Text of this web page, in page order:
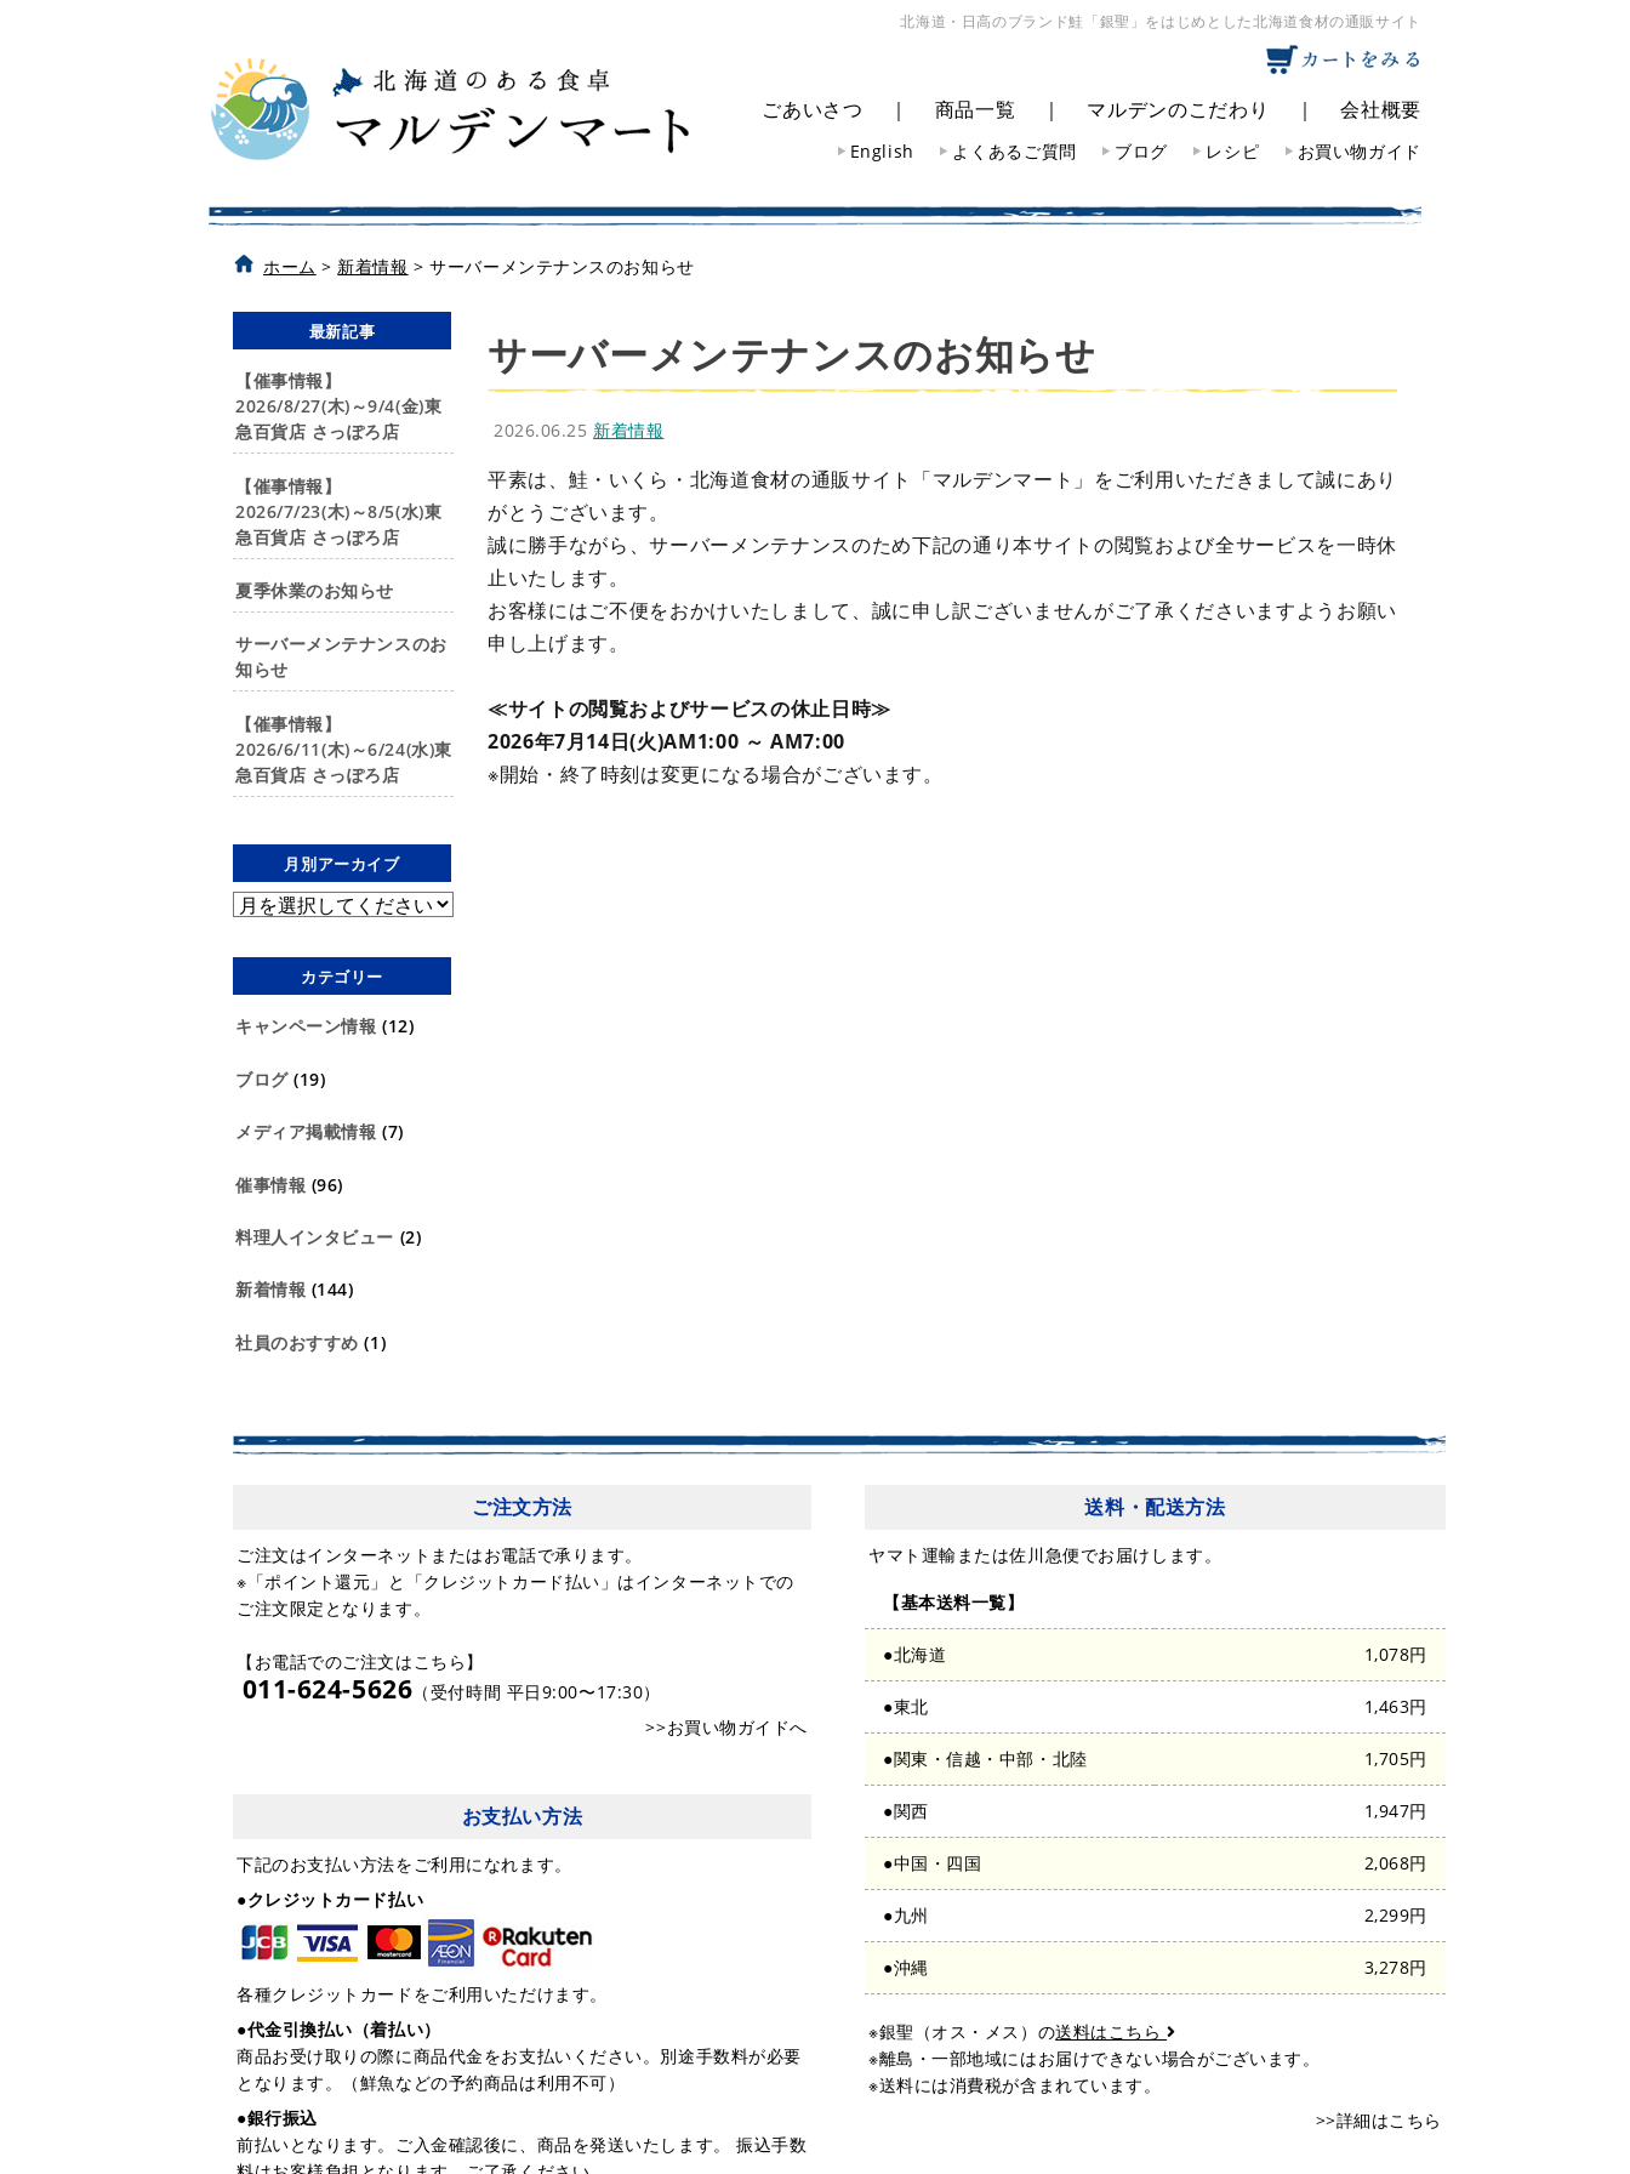
北海道・日高のブランド鮭「銀聖」をはじめとした北海道食材の通販サイト
ごあいさつ ｜ 商品一覧 ｜ マルデンのこだわり ｜会社概要
English よくあるご質問 ブログ レシピ お買い物ガイド
ホーム > 新着情報 >サーバーメンテナンスのお知らせ
最新記事
【催事情報】
2026/8/27(木)～9/4(金)東
急百貨店 さっぽろ店
【催事情報】
2026/7/23(木)～8/5(水)東
急百貨店 さっぽろ店
夏季休業のお知らせ
サーバーメンテナンスのお
知らせ
【催事情報】
2026/6/11(木)～6/24(水)東
急百貨店 さっぽろ店
月別アーカイブ
カテゴリー
キャンペーン情報 (12)
ブログ(19)
メディア掲載情報 (7)
催事情報 (96)
料理人インタビュー (2)
新着情報 (144)
社員のおすすめ (1)
サーバーメンテナンスのお知らせ
2026.06.25 新着情報
平素は、鮭・いくら・北海道食材の通販サイト「マルデンマート」をご利用いただきまして誠にあり
がとうございます。
誠に勝手ながら、サーバーメンテナンスのため下記の通り本サイトの閲覧および全サービスを一時休
止いたします。
お客様にはご不便をおかけいたしまして、誠に申し訳ございませんがご了承くださいますようお願い
申し上げます。
≪サイトの閲覧およびサービスの休止日時≫
2026年7月14日(火)AM1:00 ～ AM7:00
※開始・終了時刻は変更になる場合がございます。
ご注文方法
ご注文はインターネットまたはお電話で承ります。
※「ポイント還元」と「クレジットカード払い」はインターネットでの
ご注文限定となります。
【お電話でのご注文はこちら】
011-624-5626 （受付時間 平日9:00〜17:30）
>>お買い物ガイドへ
お支払い方法
下記のお支払い方法をご利用になれます。
●クレジットカード払い
各種クレジットカードをご利用いただけます。
●代金引換払い（着払い）
商品お受け取りの際に商品代金をお支払いください。別途手数料が必要
となります。（鮮魚などの予約商品は利用不可）
●銀行振込
前払いとなります。ご入金確認後に、商品を発送いたします。 振込手数
送料・配送方法
ヤマト運輸または佐川急便でお届けします。
【基本送料一覧】
●北海道 1,078円
●東北 1,463円
●関東・信越・中部・北陸 1,705円
●関西 1,947円
●中国・四国 2,068円
●九州 2,299円
●沖縄 3,278円
※銀聖（オス・メス）の送料はこちら
※離島・一部地域にはお届けできない場合がございます。
※送料には消費税が含まれています。
>>詳細はこちら